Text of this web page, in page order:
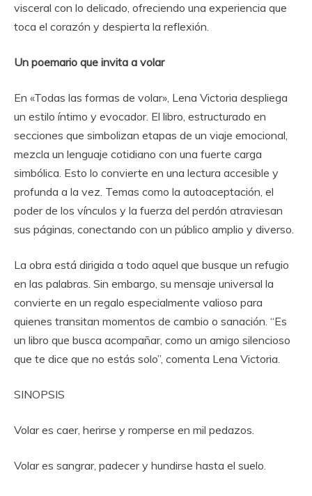
visceral con lo delicado, ofreciendo una experiencia que
toca el corazón y despierta la reflexión.
Un poemario que invita a volar
En «Todas las formas de volar», Lena Victoria despliega
un estilo íntimo y evocador. El libro, estructurado en
secciones que simbolizan etapas de un viaje emocional,
mezcla un lenguaje cotidiano con una fuerte carga
simbólica. Esto lo convierte en una lectura accesible y
profunda a la vez. Temas como la autoaceptación, el
poder de los vínculos y la fuerza del perdón atraviesan
sus páginas, conectando con un público amplio y diverso.
La obra está dirigida a todo aquel que busque un refugio
en las palabras. Sin embargo, su mensaje universal la
convierte en un regalo especialmente valioso para
quienes transitan momentos de cambio o sanación. “Es
un libro que busca acompañar, como un amigo silencioso
que te dice que no estás solo”, comenta Lena Victoria.
SINOPSIS
Volar es caer, herirse y romperse en mil pedazos.
Volar es sangrar, padecer y hundirse hasta el suelo.